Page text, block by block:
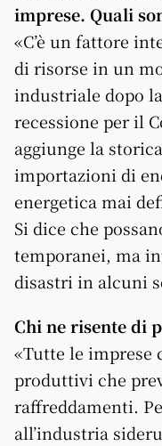
imprese. Quali
«C’è un fattore
di risorse in un
industriale dopo
recessione per il
aggiunge la
importazioni di
energetica mai
Si dice che
temporanei, ma
disastri in alcuni
Chi ne risente di
«Tutte le imprese
produttivi che
raffreddamenti.
all’industria